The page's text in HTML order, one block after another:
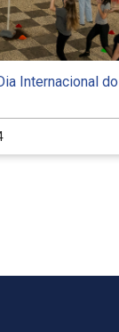
Internacional do